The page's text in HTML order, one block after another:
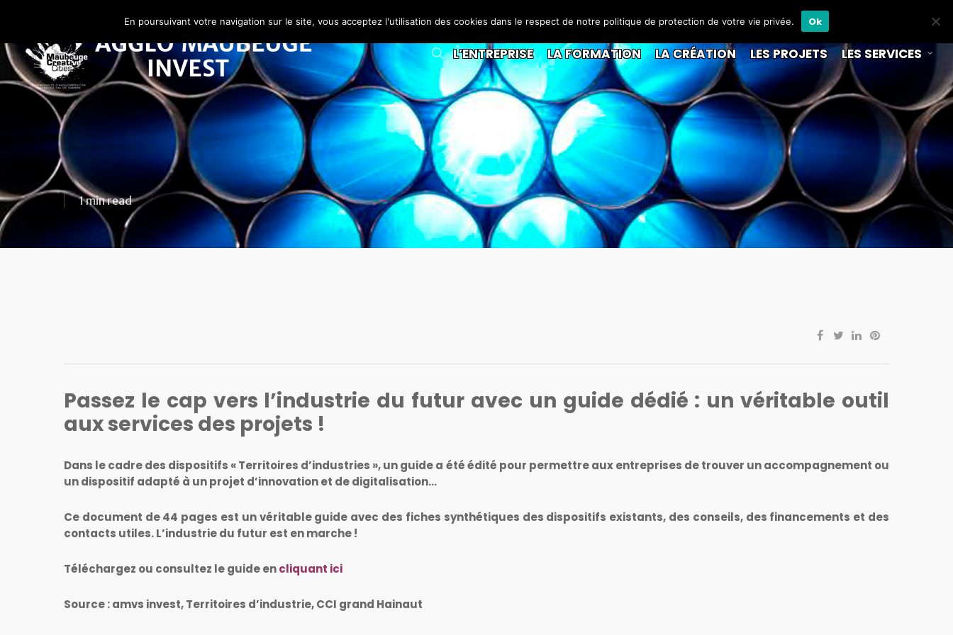
L’ENTREPRISE LA FORMATION LA CRÉATION LES PROJETS LES SERVICES
1 min read
Passez le cap vers l’industrie du futur avec un guide dédié : un véritable outil
aux services des projets !
Dans le cadre des dispositifs « Territoires d’industries », un guide a été édité pour permettre aux entreprises de trouver un accompagnement ou
un dispositif adapté à un projet d’innovation et de digitalisation…
Ce document de 44 pages est un véritable guide avec des fiches synthétiques des dispositifs existants, des conseils, des financements et des
contacts utiles. L’industrie du futur est en marche !
Téléchargez ou consultez le guide encliquant ici
Source : amvs invest, Territoires d’industrie, CCI grand Hainaut
En poursuivant votre navigation sur le site, vous acceptez l'utilisation des cookies dans le respect de notre politique de protection de votre vie privée. Ok